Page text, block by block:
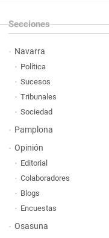
Secciones
Navarra
Política
Sucesos
Tribunales
Sociedad
Pamplona
Opinión
Editorial
Colaboradores
Blogs
Encuestas
Osasuna